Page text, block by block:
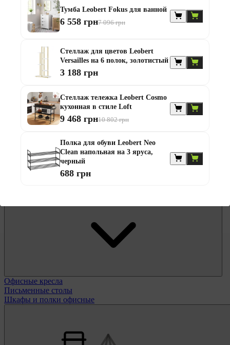
Гамаки и садовые качели
Комплекты садовой мебели
Надувные батуты и водные горки
Садовые зонты
Садовые комоды и сундуки
Садовые столы
Скамейки садовые
Шезлонги и лежаки
Батуты
Беседки
Офисные кресла
Письменные столы
Шкафы и полки офисные
Тумба Leobert Fokus для ванной
6 558 грн7 096 грн
Стеллаж для цветов Leobert
Versailles на 6 полок, золотистый
3 188 грн
Стеллаж тележка Leobert Cosmo
кухонная в стиле Loft
9 468 грн10 802 грн
Полка для обуви Leobert Neo
Clean напольная на 3 яруса,
черный
688 грн